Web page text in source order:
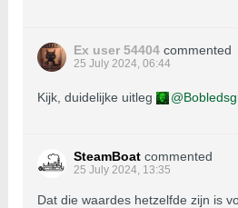
Ex user 54404 commented
25 July 2024, 06:44
Kijk, duidelijke uitleg
SteamBoat commented
25 July 2024, 13:35
Dat die waardes hetzelfde zijn is